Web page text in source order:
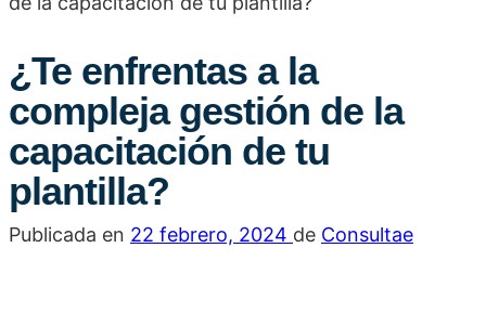
¿Te enfrentas a la
compleja gestión de la
capacitación de tu
plantilla?
Publicada en 22 febrero, 2024 de Consultae